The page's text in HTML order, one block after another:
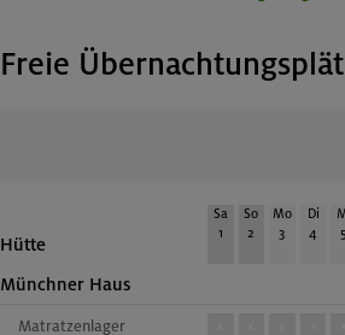
Freie
Hütte
Sa
1
So
2
Mo
3
Di
4
5
Münchner Haus
Matratzenlager